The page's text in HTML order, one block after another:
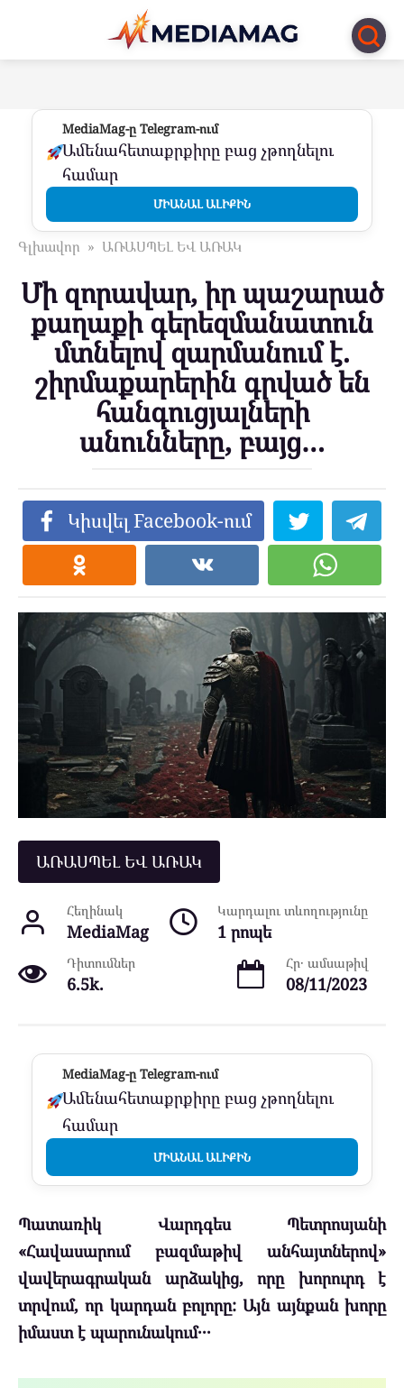
Перейти
контенту
MediaMag-ը Telegram-ում
Ամենահետաքրքիրը բաց չթողնելու
համար
ՄԻԱՆԱԼ ԱԼԻՔԻՆ
Գլխավոր » ԱՌԱՍՊԵԼ ԵՎ ԱՌԱԿ
Մի զորավար, իր պաշարած
քաղաքի գերեզմանատուն
մտնելով զարմանում է.
շիրմաքարերին գրված են
հանգուցյալների
անունները, բայց…
Կիսվել Facebook-ում
ԱՌԱՍՊԵԼ ԵՎ ԱՌԱԿ
Հեղինակ
MediaMag
Կարդալու տևողությունը
1 րոպե
Դիտումներ
6.5k.
Հր․ ամսաթիվ
08/11/2023
MediaMag-ը Telegram-ում
Ամենահետաքրքիրը բաց չթողնելու
համար
ՄԻԱՆԱԼ ԱԼԻՔԻՆ
Պատառիկ Վարդգես Պետրոսյանի
«Հավասարում բազմաթիվ անհայտներով»
վավերագրական արձակից, որը խորուրդ է
տրվում, որ կարդան բոլորը: Այն այնքան խորը
իմաստ է պարունակում․․․